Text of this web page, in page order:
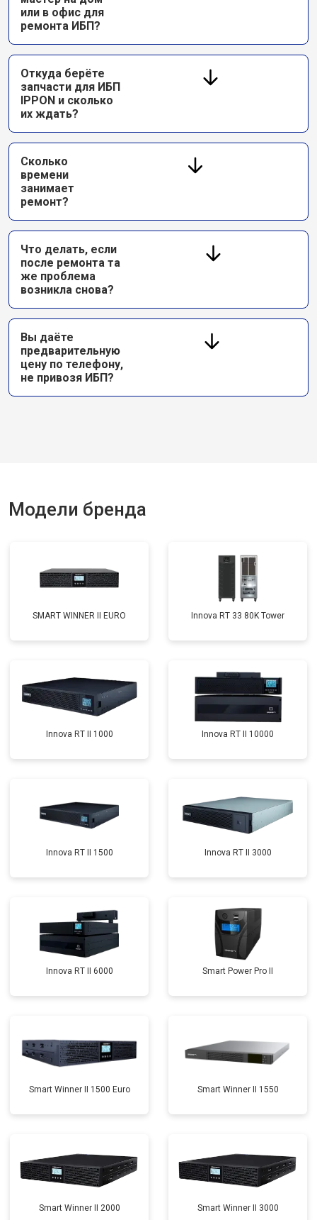
или в офис для
ремонта ИБП?
Откуда берёте
запчасти для ИБП
IPPON и сколько
их ждать?
Сколько
времени
занимает
ремонт?
Что делать, если
после ремонта та
же проблема
возникла снова?
Вы даёте
предварительную
цену по телефону,
не привозя ИБП?
Модели бренда
SMART WINNER II EURO Innova RT 33 80K Tower
Innova RT II 1000 Innova RT II 10000
Innova RT II 1500 Innova RT II 3000
Innova RT II 6000 Smart Power Pro II
Smart Winner II 1500 Euro Smart Winner II 1550
Smart Winner II 2000 Smart Winner II 3000